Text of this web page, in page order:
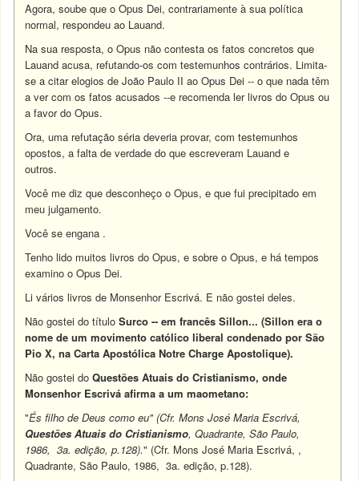
Agora, soube que o Opus Dei, contrariamente à sua política
normal, respondeu ao Lauand.
Na sua resposta, o Opus não contesta os fatos concretos que
Lauand acusa, refutando-os com testemunhos contrários. Limita-
se a citar elogios de João Paulo II ao Opus Dei -- o que nada têm
a ver com os fatos acusados --e recomenda ler livros do Opus ou
a favor do Opus.
Ora, uma refutação séria deveria provar, com testemunhos
opostos, a falta de verdade do que escreveram Lauand e
outros.
Você me diz que desconheço o Opus, e que fui precipitado em
meu julgamento.
Você se engana .
Tenho lido muitos livros do Opus, e sobre o Opus, e há tempos
examino o Opus Dei.
Li vários livros de Monsenhor Escrivá. E não gostei deles.
Não gostei do títuloSurco -- em francêsSillon... (Sillon era o
nome de um movimento católico liberal condenado por São
Pio X, na Carta ApostólicaNotre Charge Apostolique).
Não gostei doQuestões Atuais do Cristianismo, onde
Monsenhor Escrivá afirma a um maometano:
"És filho de Deus como eu" (Cfr. Mons José Maria Escrivá,
Questões Atuais do Cristianismo, Quadrante, São Paulo,
1986, 3a. edição, p.128)." (Cfr. Mons José Maria Escrivá, ,
Quadrante, São Paulo, 1986, 3a. edição, p.128).